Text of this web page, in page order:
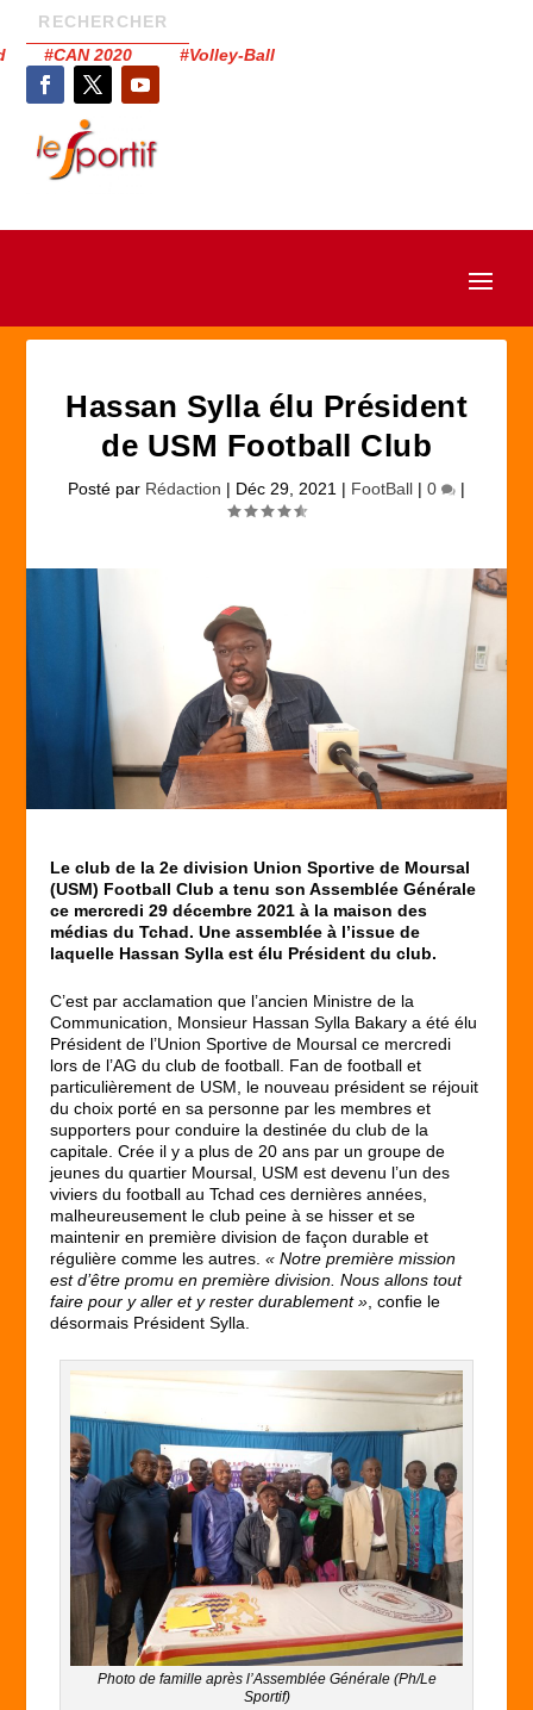
#CAN 2020 #Volley-Ball
Hassan Sylla élu Président
de USM Football Club
Posté par Rédaction | Déc 29, 2021 | FootBall | 0 |
Le club de la 2e division Union Sportive de Moursal
(USM) Football Club a tenu son Assemblée Générale
ce mercredi 29 décembre 2021 à la maison des
médias du Tchad. Une assemblée à l’issue de
laquelle Hassan Sylla est élu Président du club.
C’est par acclamation que l’ancien Ministre de la
Communication, Monsieur Hassan Sylla Bakary a été élu
Président de l’Union Sportive de Moursal ce mercredi
lors de l’AG du club de football. Fan de football et
particulièrement de USM, le nouveau président se réjouit
du choix porté en sa personne par les membres et
supporters pour conduire la destinée du club de la
capitale. Crée il y a plus de 20 ans par un groupe de
jeunes du quartier Moursal, USM est devenu l’un des
viviers du football au Tchad ces dernières années,
malheureusement le club peine à se hisser et se
maintenir en première division de façon durable et
régulière comme les autres.« Notre première mission
est d’être promu en première division. Nous allons tout
faire pour y aller et y rester durablement » , confie le
désormais Président Sylla.
Photo de famille après l’Assemblée Générale (Ph/Le
Sportif)